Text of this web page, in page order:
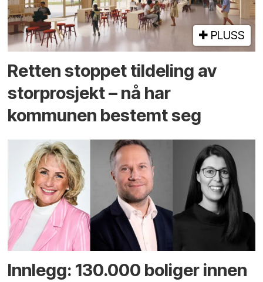
PLUSS
Retten stoppet tildeling av
storprosjekt – nå har
kommunen bestemt seg
Innlegg: 130.000 boliger innen